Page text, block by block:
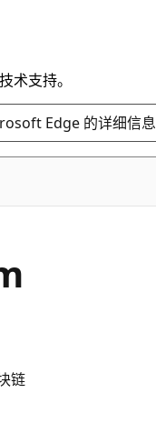
术支持。
Edge 的详细信息
链